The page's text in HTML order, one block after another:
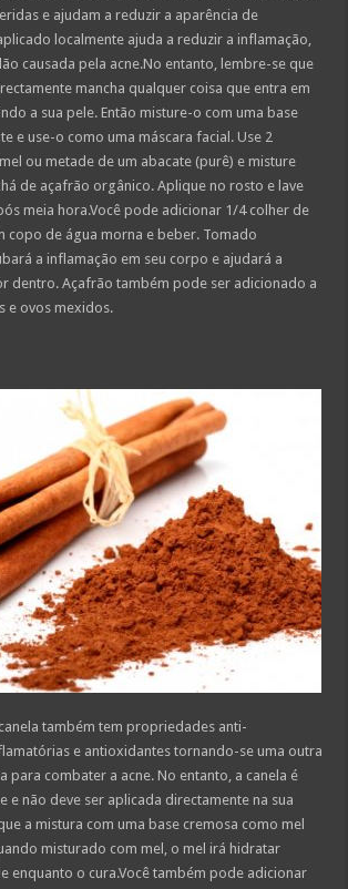
e ajudam a reduzir a aparência de
localmente ajuda a reduzir a inflamação,
causada pela acne.No entanto, lembre-se que
mancha qualquer coisa que entra em
a sua pele. Então misture-o com uma base
e use-o como uma máscara facial. Use 2
ou metade de um abacate (purê) e misture
de açafrão orgânico. Aplique no rosto e lave
meia hora.Você pode adicionar 1/4 colher de
copo de água morna e beber. Tomado
a inflamação em seu corpo e ajudará a
dentro. Açafrão também pode ser adicionado a
e ovos mexidos.
também tem propriedades anti-
e antioxidantes tornando-se uma outra
para combater a acne. No entanto, a canela é
e não deve ser aplicada directamente na sua
a mistura com uma base cremosa como mel
misturado com mel, o mel irá hidratar
enquanto o cura.Você também pode adicionar